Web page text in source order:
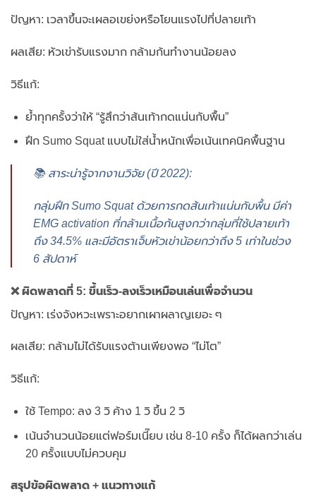
ปัญหา: เวลาขึ้นจะเผลอเขย่งหรือโยนแรงไปที่ปลายเท้า
ผลเสีย: หัวเข่ารับแรงมาก กล้ามก้นทำงานน้อยลง
วิธีแก้:
ย้ำทุกครั้งว่าให้ “รู้สึกว่าส้นเท้ากดแน่นกับพื้น”
ฝึก Sumo Squat แบบไม่ใส่น้ำหนักเพื่อเน้นเทคนิคพื้นฐาน
📚 สาระน่ารู้จากงานวิจัย (ปี 2022):
กลุ่มฝึก Sumo Squat ด้วยการกดส้นเท้าแน่นกับพื้น มีค่า
EMG activation ที่กล้ามเนื้อก้นสูงกว่ากลุ่มที่ใช้ปลายเท้า
ถึง 34.5% และมีอัตราเจ็บหัวเข่าน้อยกว่าถึง 5 เท่าในช่วง
6 สัปดาห์
❌ ผิดพลาดที่ 5: ขึ้นเร็ว-ลงเร็วเหมือนเล่นเพื่อจำนวน
ปัญหา: เร่งจังหวะเพราะอยากเผาผลาญเยอะ ๆ
ผลเสีย: กล้ามไม่ได้รับแรงต้านเพียงพอ “ไม่โต”
วิธีแก้:
ใช้ Tempo: ลง 3 วิ ค้าง 1 วิ ขึ้น 2 วิ
เน้นจำนวนน้อยแต่ฟอร์มเนี๊ยบ เช่น 8-10 ครั้ง ก็ได้ผลกว่าเล่น
20 ครั้งแบบไม่ควบคุม
สรุปข้อผิดพลาด + แนวทางแก้